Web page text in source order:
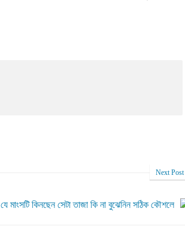
Next Post
যে মাংসটি কিনছেন সেটা তাজা কি না বুঝেনিন সঠিক কৌশলে